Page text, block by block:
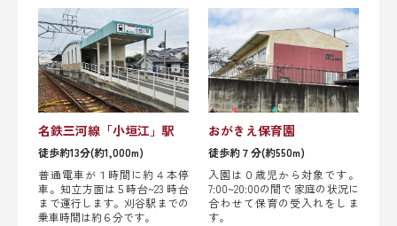
名鉄三河線「小垣江」駅
徒歩約13分(約1,000m)
普通電車が１時間に約４本停
車。知立方面は５時台~23 時台
まで運行します。刈谷駅までの
乗車時間は約６分です。
おがきえ保育園
徒歩約７分(約550m)
入園は０歳児から対象です。
7:00~20:00の間で 家庭の状況に
合わせて保育の受入れをしま
す。